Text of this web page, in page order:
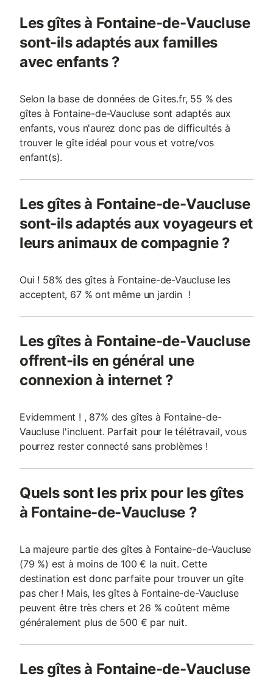
Les gîtes à Fontaine-de-Vaucluse
sont-ils adaptés aux familles
avec enfants ?
Selon la base de données de Gites.fr, 55 % des
gîtes à Fontaine-de-Vaucluse sont adaptés aux
enfants, vous n'aurez donc pas de difficultés à
trouver le gîte idéal pour vous et votre/vos
enfant(s).
Les gîtes à Fontaine-de-Vaucluse
sont-ils adaptés aux voyageurs et
leurs animaux de compagnie ?
Oui ! 58% des gîtes à Fontaine-de-Vaucluse les
acceptent, 67 % ont même un jardin !
Les gîtes à Fontaine-de-Vaucluse
offrent-ils en général une
connexion à internet ?
Evidemment ! , 87% des gîtes à Fontaine-de-
Vaucluse l'incluent. Parfait pour le télétravail, vous
pourrez rester connecté sans problèmes !
Quels sont les prix pour les gîtes
à Fontaine-de-Vaucluse ?
La majeure partie des gîtes à Fontaine-de-Vaucluse
(79 %) est à moins de 100 € la nuit. Cette
destination est donc parfaite pour trouver un gîte
pas cher ! Mais, les gîtes à Fontaine-de-Vaucluse
peuvent être très chers et 26 % coûtent même
généralement plus de 500 € par nuit.
Les gîtes à Fontaine-de-Vaucluse